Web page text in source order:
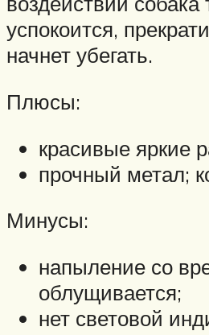
успокоится,
начнет убегать.
Плюсы:
красивые яркие
прочный метал;
Минусы:
напыление со
облущивается;
нет световой